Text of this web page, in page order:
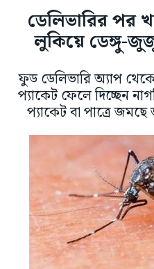
ডেলিভারির পর
লুকিয়ে ডেঙ্গু-
ফুড ডেলিভারি অ্যাপ
প্যাকেট ফেলে দিচ্ছেন
প্যাকেট বা পাত্রে জমছে